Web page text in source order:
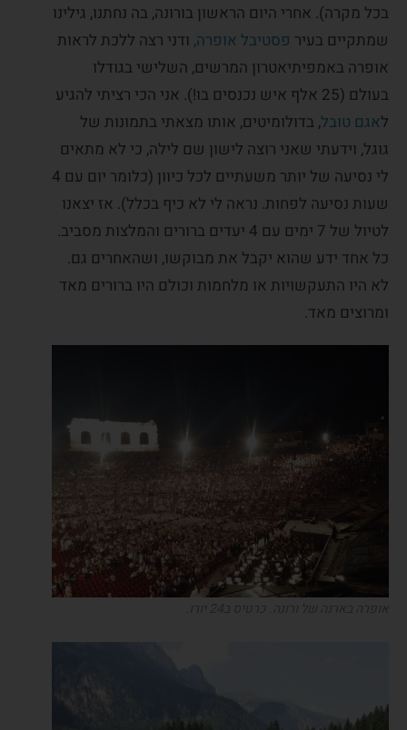
בכל מקרה). אחרי היום הראשון בורונה, בה נחתנו, גילינו
שמתקיים בעיר פסטיבל אופרה, ודני רצה ללכת לראות
אופרה באמפיתיאטרון המרשים, השלישי בגודלו
בעולם (25 אלף איש נכנסים בו!). אני הכי רציתי להגיע
לאגם טובל, בדולומיטים, אותו מצאתי בתמונות של
גוגל, וידעתי שאני רוצה לישון שם לילה, כי לא מתאים
לי נסיעה של יותר משעתיים לכל כיוון (כלומר יום עם 4
שעות נסיעה לפחות. נראה לי לא כיף בכלל). אז יצאנו
לטיול של 7 ימים עם 4 יעדים ברורים והמלצות מסביב.
כל אחד ידע שהוא יקבל את מבוקשו, ושהאחרים גם.
לא היו התעקשויות או מלחמות וכולם היו ברורים מאד
ומרוצים מאד.